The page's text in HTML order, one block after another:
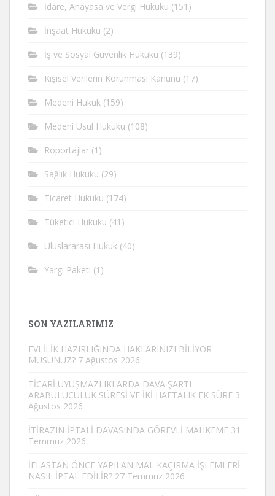
İdare, Anayasa ve Vergi Hukuku (151)
İnşaat Hukuku (2)
İş ve Sosyal Güvenlik Hukuku (139)
Kişisel Verilerin Korunması Kanunu (17)
Medeni Hukuk (159)
Medeni Usul Hukuku (108)
Röportajlar (1)
Sağlık Hukuku (29)
Ticaret Hukuku (174)
Tüketici Hukuku (41)
Uluslararası Hukuk (40)
Yargı Paketi (1)
SON YAZILARIMIZ
EVLİLİK HAZIRLIĞINDA HAKLARINIZI BİLİYOR
MUSUNUZ? 7 Ağustos 2026
TİCARİ UYUŞMAZLIKLARDA DAVA ŞARTI
ARABULUCULUK SÜRESİ VE İKİ HAFTALIK EK SÜRE 3
Ağustos 2026
İTİRAZIN İPTALİ DAVASINDA GÖREVLİ MAHKEME 31
Temmuz 2026
İFLASTAN ÖNCE YAPILAN MAL KAÇIRMA İŞLEMLERİ
NASIL İPTAL EDİLİR? 27 Temmuz 2026